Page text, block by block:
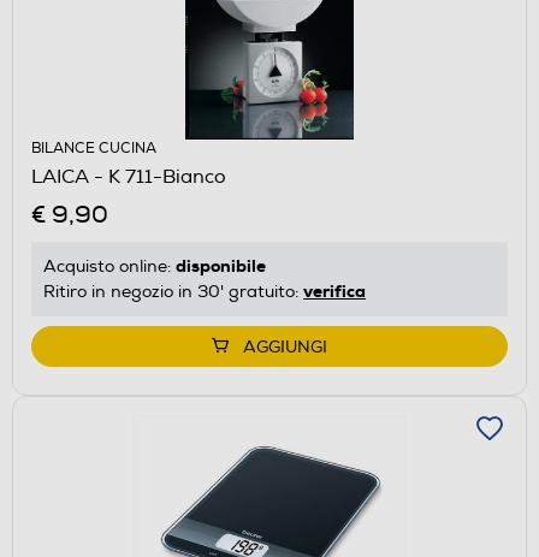
BILANCE CUCINA
LAICA - K 711-Bianco
€ 9,90
Acquisto online: disponibile
Ritiro in negozio in 30' gratuito: verifica
AGGIUNGI